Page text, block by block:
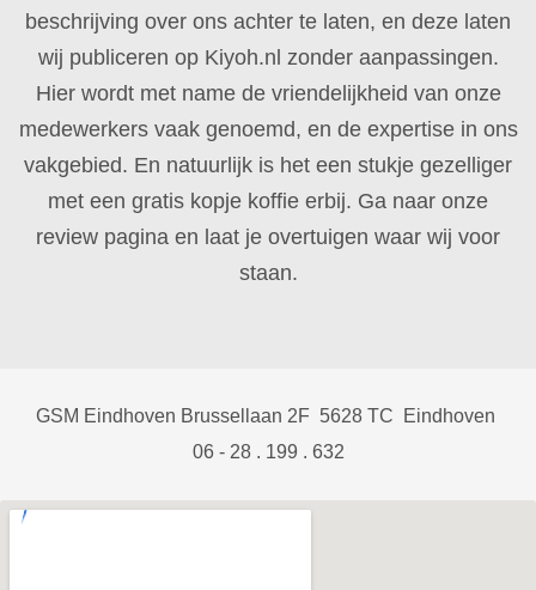
beschrijving over ons achter te laten, en deze laten
wij publiceren op Kiyoh.nl zonder aanpassingen.
Hier wordt met name de vriendelijkheid van onze
medewerkers vaak genoemd, en de expertise in ons
vakgebied. En natuurlijk is het een stukje gezelliger
met een gratis kopje koffie erbij. Ga naar onze
review pagina en laat je overtuigen waar wij voor
staan.
GSM Eindhoven Brussellaan 2F 5628 TC Eindhoven
06 - 28 . 199 . 632